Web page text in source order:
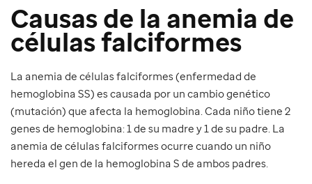
Causas de la anemia de
células falciformes
La anemia de células falciformes (enfermedad de
hemoglobina SS) es causada por un cambio genético
(mutación) que afecta la hemoglobina. Cada niño tiene 2
genes de hemoglobina: 1 de su madre y 1 de su padre. La
anemia de células falciformes ocurre cuando un niño
hereda el gen de la hemoglobina S de ambos padres.